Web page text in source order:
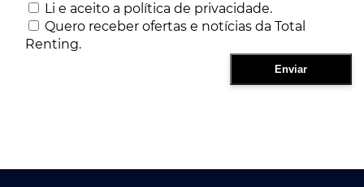
Li e aceito a política de privacidade.
Quero receber ofertas e notícias da Total
Renting.